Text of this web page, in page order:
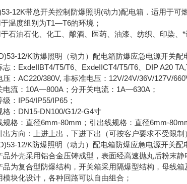
12K带总开关控制防爆照明(动力)配电箱．适用于可
温度组别为T1—T6的环境；
石油石化、化工、酿酒、医药、油漆、纺织、印染、
12/K防爆照明（动力）配电箱防爆应急电源开关配
志：ExdeIIBT4/T5/T6、ExdeIICT4/T5/T6、DIP A20
压：AC220/380V, 非标准电压：12V/24V/36V/127V/
电流：10A—800A；分开关电流：1A—630A；
级：IP54/IP55/IP65；
格：DN15-DN100/G1/2-G4寸
规格：直径6mm-80mm；引出线规格：直径6mm-
出方向：上进上出，下进下出（可按客户要求不受限制
12/K防爆照明（动力）配电箱防爆应急电源开关配
品外壳采用铝合金压铸成型，表面经高速抛丸后粉末静
品为复合型防爆结构，开关箱采用隔爆型结构，母线箱
模块化设计，各种回路可以自由组合；